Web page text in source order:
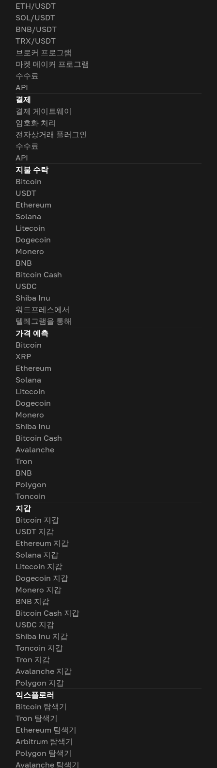
ETH/USDT
SOL/USDT
BNB/USDT
TRX/USDT
브로커 프로그램
마켓 메이커 프로그램
수수료
API
결제
결제 게이트웨이
암호화 처리
전자상거래 플러그인
수수료
API
지불 수락
Bitcoin
USDT
Ethereum
Solana
Litecoin
Dogecoin
Monero
BNB
Bitcoin Cash
USDC
Shiba Inu
워드프레스에서
텔레그램을 통해
가격 예측
Bitcoin
XRP
Ethereum
Solana
Litecoin
Dogecoin
Monero
Shiba Inu
Bitcoin Cash
Avalanche
Tron
BNB
Polygon
Toncoin
지갑
Bitcoin 지갑
USDT 지갑
Ethereum 지갑
Solana 지갑
Litecoin 지갑
Dogecoin 지갑
Monero 지갑
BNB 지갑
Bitcoin Cash 지갑
USDC 지갑
Shiba Inu 지갑
Toncoin 지갑
Tron 지갑
Avalanche 지갑
Polygon 지갑
익스플로러
Bitcoin 탐색기
Tron 탐색기
Ethereum 탐색기
Arbitrum 탐색기
Polygon 탐색기
Avalanche 탐색기